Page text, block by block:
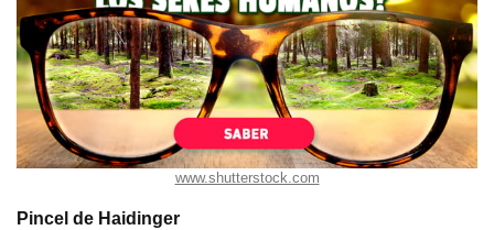
www.shutterstock.com
Pincel de Haidinger